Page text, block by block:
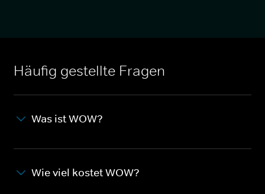
Häufig gestellte Fragen
Was ist WOW?
Wie viel kostet WOW?